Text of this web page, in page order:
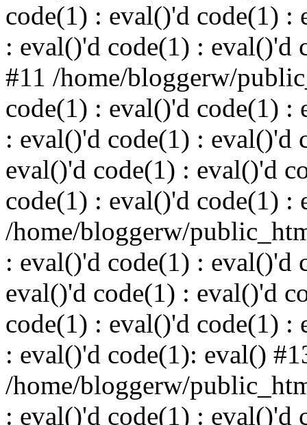
code(1) : eval()'d code(1) :
: eval()'d code(1) : eval()'d
#11 /home/bloggerw/
code(1) : eval()'d code(1) :
: eval()'d code(1) : eval()'d
eval()'d code(1) : eval()'d
code(1) : eval()'d code(1) :
/home/bloggerw/
: eval()'d code(1) : eval()'d
eval()'d code(1) : eval()'d
code(1) : eval()'d code(1) :
: eval()'d code(1): eval()
/home/bloggerw/
: eval()'d code(1) : eval()'d